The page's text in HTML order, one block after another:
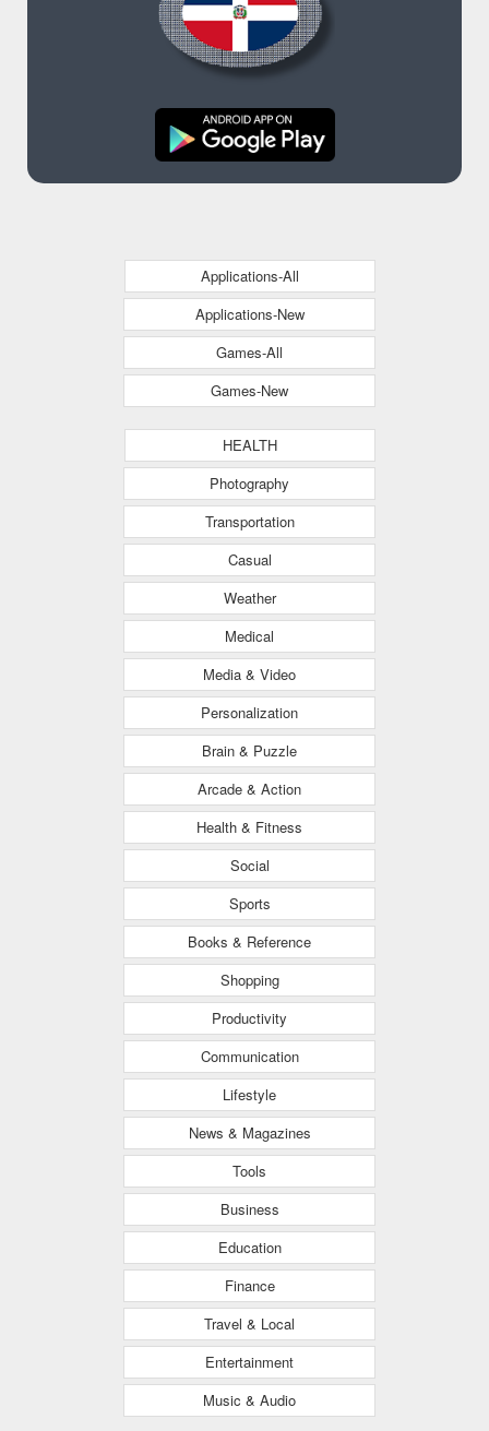
Applications-All
Applications-New
Games-All
Games-New
HEALTH
Photography
Transportation
Casual
Weather
Medical
Media & Video
Personalization
Brain & Puzzle
Arcade & Action
Health & Fitness
Social
Sports
Books & Reference
Shopping
Productivity
Communication
Lifestyle
News & Magazines
Tools
Business
Education
Finance
Travel & Local
Entertainment
Music & Audio